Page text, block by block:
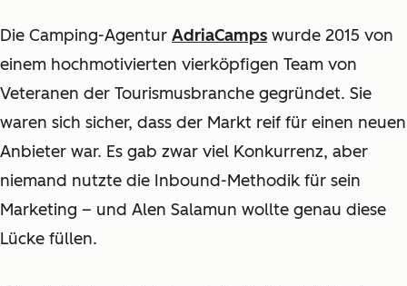
Die Camping-Agentur AdriaCamps wurde 2015 von
einem hochmotivierten vierköpfigen Team von
Veteranen der Tourismusbranche gegründet. Sie
waren sich sicher, dass der Markt reif für einen neuen
Anbieter war. Es gab zwar viel Konkurrenz, aber
niemand nutzte die Inbound-Methodik für sein
Marketing – und Alen Salamun wollte genau diese
Lücke füllen.